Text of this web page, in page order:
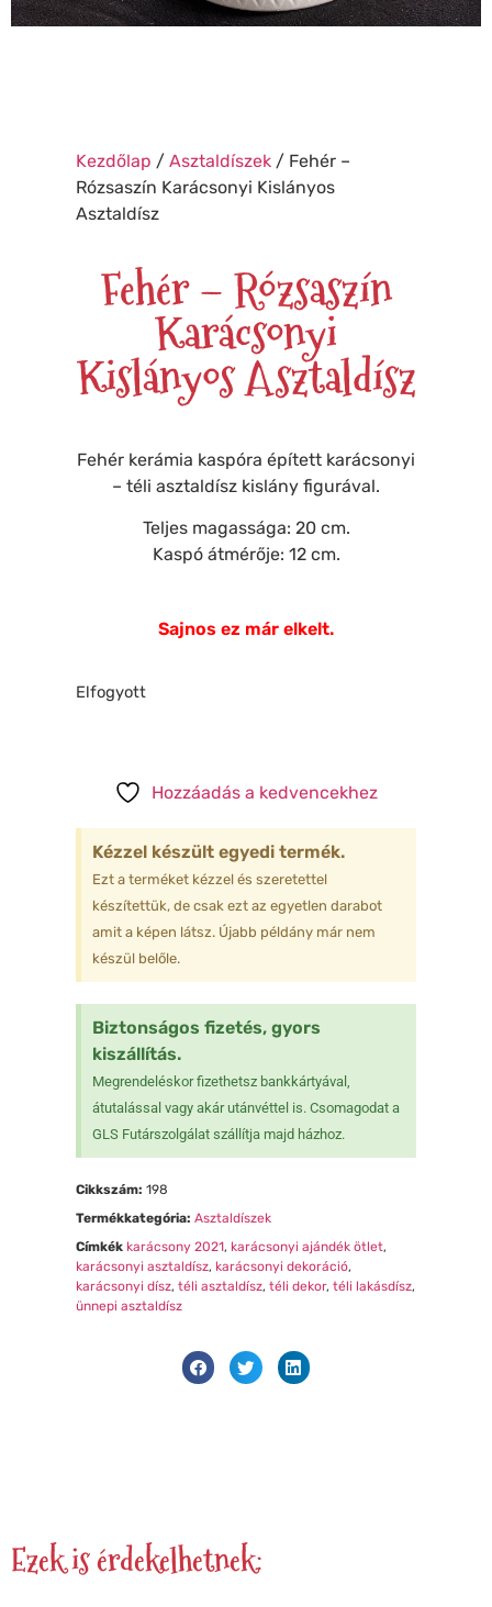
❄
❆
❅
❆
❆
❆
❆
❆
❆ ❆
Kezdőlap / Asztaldíszek / Fehér –
Rózsaszín Karácsonyi Kislányos
Asztaldísz
Fehér – Rózsaszín
Karácsonyi
Kislányos Asztaldísz
Fehér kerámia kaspóra épített karácsonyi
– téli asztaldísz kislány figurával.
Teljes magassága: 20 cm.
Kaspó átmérője: 12 cm.
Sajnos ez már elkelt.
Elfogyott
Hozzáadás a kedvencekhez
Kézzel készült egyedi termék.
Ezt a terméket kézzel és szeretettel
készítettük, de csak ezt az egyetlen darabot
amit a képen látsz. Újabb példány már nem
készül belőle.
Biztonságos fizetés, gyors
kiszállítás.
Megrendeléskor fizethetsz bankkártyával,
átutalással vagy akár utánvéttel is. Csomagodat a
GLS Futárszolgálat szállítja majd házhoz.
Cikkszám: 198
Termékkategória: Asztaldíszek
Címkék karácsony 2021, karácsonyi ajándék ötlet,
karácsonyi asztaldísz, karácsonyi dekoráció,
karácsonyi dísz, téli asztaldísz, téli dekor, téli lakásdísz,
ünnepi asztaldísz
Ezek is érdekelhetnek: